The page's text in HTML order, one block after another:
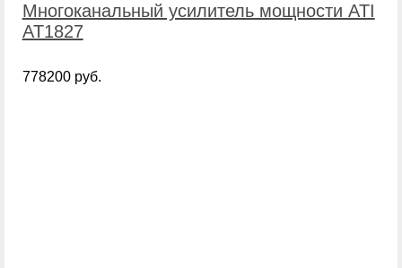
Многоканальный усилитель мощности ATI
AT1827
778200 руб.